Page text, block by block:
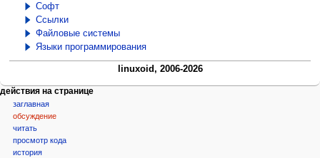
Софт
Ссылки
Файловые системы
Языки программирования
linuxoid, 2006-2026
Н
действия на странице
заглавная
обсуждение
читать
просмотр кода
история